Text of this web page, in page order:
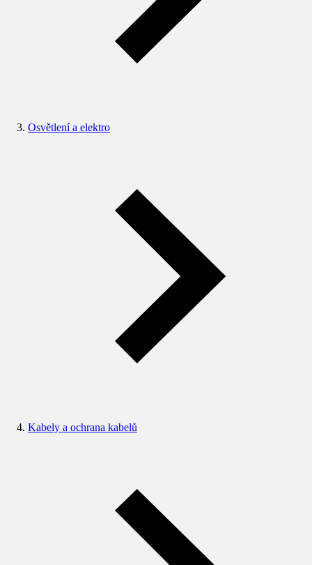
Osvětlení a elektro
Kabely a ochrana kabelů